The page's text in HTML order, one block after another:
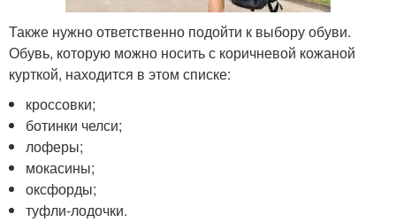
Также нужно ответственно подойти к выбору обуви.
Обувь, которую можно носить с коричневой кожаной
курткой, находится в этом списке:
кроссовки;
ботинки челси;
лоферы;
мокасины;
оксфорды;
туфли-лодочки.